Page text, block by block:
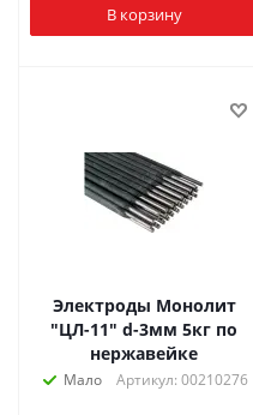
В корзину
Электроды Монолит
"ЦЛ-11" d-3мм 5кг по
нержавейке
Мало Артикул: 00210276